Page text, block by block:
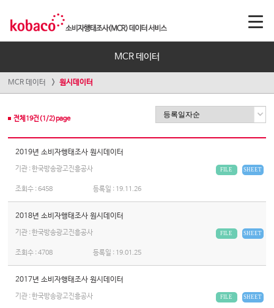
MCR 데이터
MCR 데이터 원시데이터
전체 19건(1 /2)page
2019년 소비자행태조사 원시데이터
기관 : 한국방송광고진흥공사 SHEET
FILE
조회수 :6458 등록일 : 19.11.26
2018년 소비자행태조사 원시데이터
기관 : 한국방송광고진흥공사 SHEET
FILE
조회수 :4708 등록일 : 19.01.25
2017년 소비자행태조사 원시데이터
기관 : 한국방송광고진흥공사 SHEET
FILE